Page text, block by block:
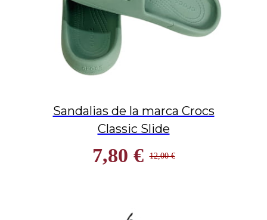
Sandalias de la marca Crocs
Classic Slide
12,00 €
7,80 €